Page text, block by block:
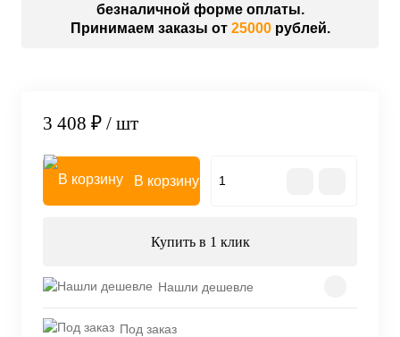
безналичной форме оплаты.
Принимаем заказы от 25000рублей.
3 408 ₽ / шт
В корзину
Купить в 1 клик
Нашли дешевле
Под заказ